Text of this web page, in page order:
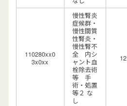
110280xx0
3x0xx
慢性腎炎
症候群・
慢性間質
性腎炎・
慢性腎不
全 内シ
ャント血
栓除去術
等 手
術・処置
等２ な
し
12